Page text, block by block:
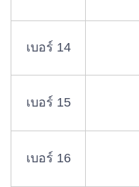
เบอร์ 14
เบอร์ 15
เบอร์ 16